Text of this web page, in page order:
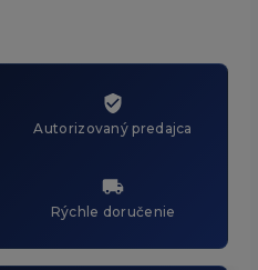
Autorizovaný predajca
Rýchle doručenie